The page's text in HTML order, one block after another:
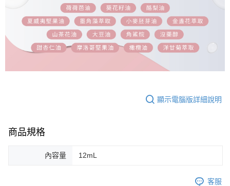
顯示電腦版詳細說明
商品規格
內容量 12mL
客服